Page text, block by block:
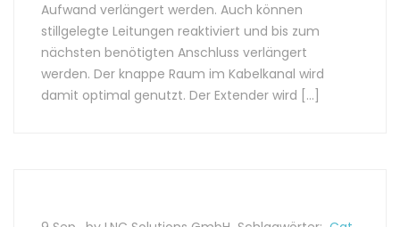
Aufwand verlängert werden. Auch können
stillgelegte Leitungen reaktiviert und bis zum
nächsten benötigten Anschluss verlängert
werden. Der knappe Raum im Kabelkanal wird
damit optimal genutzt. Der Extender wird […]